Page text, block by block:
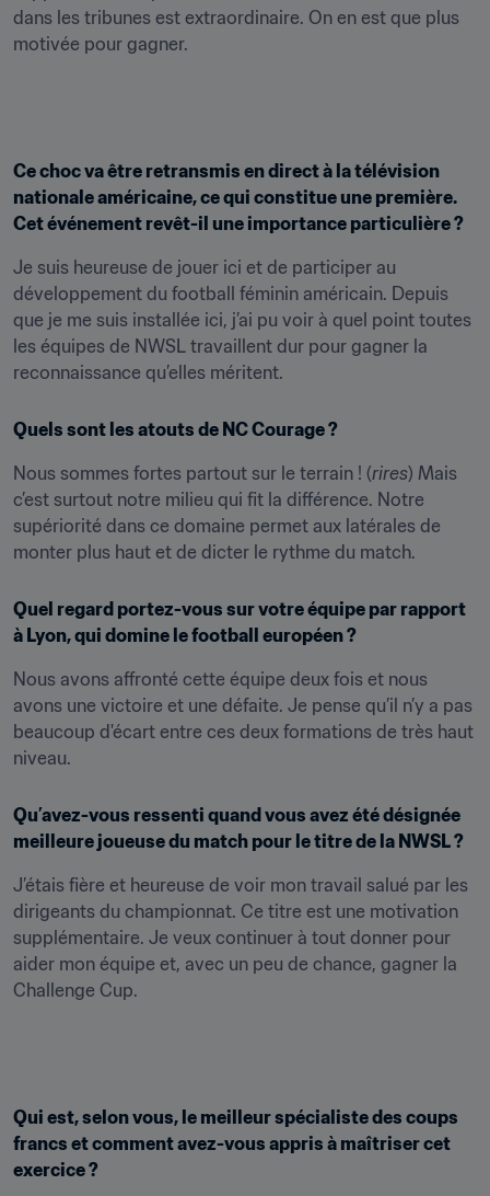
dans les tribunes est extraordinaire. On en est que plus
motivée pour gagner.
Ce choc va être retransmis en direct à la télévision
nationale américaine, ce qui constitue une première.
Cet événement revêt-il une importance particulière ?
Je suis heureuse de jouer ici et de participer au
développement du football féminin américain. Depuis
que je me suis installée ici, j’ai pu voir à quel point toutes
les équipes de NWSL travaillent dur pour gagner la
reconnaissance qu’elles méritent.
Quels sont les atouts de NC Courage ?
Nous sommes fortes partout sur le terrain ! (rires) Mais
c’est surtout notre milieu qui fit la différence. Notre
supériorité dans ce domaine permet aux latérales de
monter plus haut et de dicter le rythme du match.
Quel regard portez-vous sur votre équipe par rapport
à Lyon, qui domine le football européen ?
Nous avons affronté cette équipe deux fois et nous
avons une victoire et une défaite. Je pense qu’il n’y a pas
beaucoup d'écart entre ces deux formations de très haut
niveau.
Qu’avez-vous ressenti quand vous avez été désignée
meilleure joueuse du match pour le titre de la NWSL ?
J’étais fière et heureuse de voir mon travail salué par les
dirigeants du championnat. Ce titre est une motivation
supplémentaire. Je veux continuer à tout donner pour
aider mon équipe et, avec un peu de chance, gagner la
Challenge Cup.
Qui est, selon vous, le meilleur spécialiste des coups
francs et comment avez-vous appris à maîtriser cet
exercice ?